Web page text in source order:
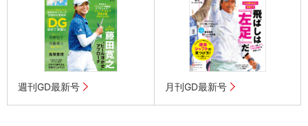
週刊GD最新号 月刊GD最新号